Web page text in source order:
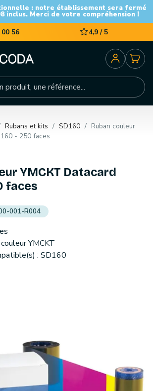
: notre établissement sera fermé
inclus. Merci de votre compréhension !
56 4,9 / 5
Rubans et kits SD160
Ruban couleur
- 250 faces
YMCKT Datacard
faces
001-R004
YMCKT
: SD160